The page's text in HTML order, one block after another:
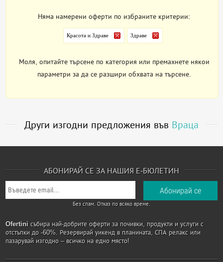
Няма намерени оферти по избраните критерии:
Красота и Здраве Здраве
Моля, опитайте търсене по категория или премахнете някои
параметри за да се разшири обхвата на търсене.
Други изгодни предложения във Враца
АБОНИРАЙ СЕ ЗА НАШИЯ Е-БЮЛЕТИН
Без спам. Отказ по всяко време.
Ofertini събира най-добрите оферти за почивки, продукти и услуги с
отстъпки до -60%. Резервирай уикенд в планината, СПА релакс или
пазарувай изгодно – всичко на едно място!